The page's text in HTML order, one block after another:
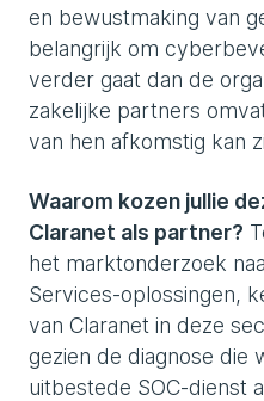
en bewustmaking van
belangrijk om
verder gaat dan de
zakelijke partners
van hen afkomstig kan
Waarom kozen jullie
Claranet als partner?
het marktonderzoek
Services-oplossingen,
van Claranet in deze
gezien de diagnose die
uitbestede SOC-dienst